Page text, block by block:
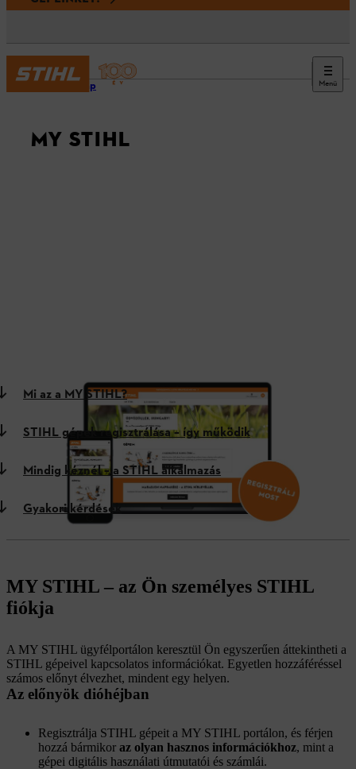
Menü
Kezdőlap
MY STIHL
Mi az a MY STIHL?
STIHL gépek regisztrálása – így működik
Mindig kéznél – a STIHL alkalmazás
Gyakori kérdések
MY STIHL – az Ön személyes STIHL
fiókja
A MY STIHL ügyfélportálon keresztül Ön egyszerűen áttekintheti a
STIHL gépeivel kapcsolatos információkat. Egyetlen hozzáféréssel
számos előnyt élvezhet, mindent egy helyen.
Az előnyök dióhéjban
Regisztrálja STIHL gépeit a MY STIHL portálon, és férjen
hozzá bármikor az olyan hasznos információkhoz, mint a
gépei digitális használati útmutatói és számlái.